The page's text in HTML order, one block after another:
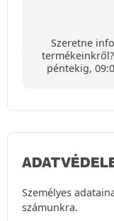
Szeretne
péntekig,
Személyes
számunkra.